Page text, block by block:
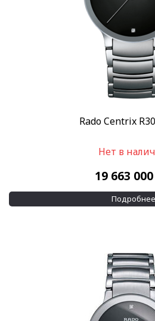
Rado Centrix
Нет в
19 663 000
Подробнее